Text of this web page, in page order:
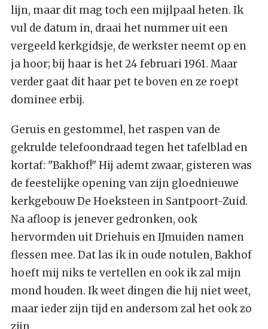
lijn, maar dit mag toch een mijlpaal heten. Ik
vul de datum in, draai het nummer uit een
vergeeld kerkgidsje, de werkster neemt op en
ja hoor; bij haar is het 24 februari 1961. Maar
verder gaat dit haar pet te boven en ze roept
dominee erbij.
Geruis en gestommel, het raspen van de
gekrulde telefoondraad tegen het tafelblad en
kortaf: "Bakhof!" Hij ademt zwaar, gisteren was
de feestelijke opening van zijn gloednieuwe
kerkgebouw De Hoeksteen in Santpoort-Zuid.
Na afloop is jenever gedronken, ook
hervormden uit Driehuis en IJmuiden namen
flessen mee. Dat las ik in oude notulen, Bakhof
hoeft mij niks te vertellen en ook ik zal mijn
mond houden. Ik weet dingen die hij niet weet,
maar ieder zijn tijd en andersom zal het ook zo